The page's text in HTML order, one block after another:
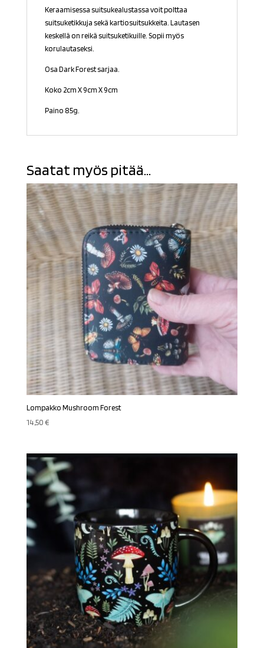
Keraamisessa suitsukealustassa voit polttaa
suitsuketikkuja sekä kartiosuitsukkeita. Lautasen
keskellä on reikä suitsuketikuille. Sopii myös
korulautaseksi.
Osa Dark Forest sarjaa.
Koko 2cm X 9cm X 9cm
Paino 85g.
Saatat myös pitää...
Lompakko Mushroom Forest
14,50€